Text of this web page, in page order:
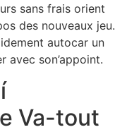
sans frais orient
des nouveaux jeu.
autocar un
avec son’appoint.
Va-tout